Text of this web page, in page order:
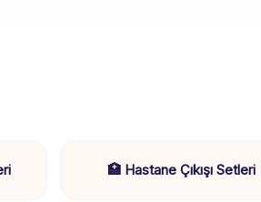
🏥 Hastane Çıkışı Setleri